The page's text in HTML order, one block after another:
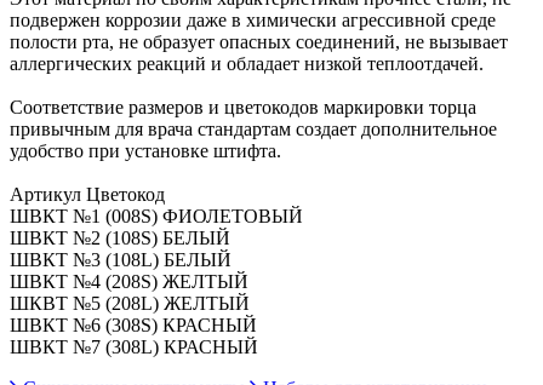
подвержен коррозии даже в химически агрессивной среде
полости рта, не образует опасных соединений, не вызывает
аллергических реакций и обладает низкой теплоотдачей.
Соответствие размеров и цветокодов маркировки торца
привычным для врача стандартам создает дополнительное
удобство при установке штифта.
Артикул Цветокод
ШВКТ №1 (008S) ФИОЛЕТОВЫЙ
ШВКТ №2 (108S) БЕЛЫЙ
ШВКТ №3 (108L) БЕЛЫЙ
ШВКТ №4 (208S) ЖЕЛТЫЙ
ШКВТ №5 (208L) ЖЕЛТЫЙ
ШВКТ №6 (308S) КРАСНЫЙ
ШВКТ №7 (308L) КРАСНЫЙ